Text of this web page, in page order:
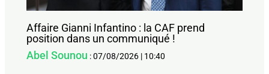
Affaire Gianni Infantino : la CAF prend
position dans un communiqué !
Abel Sounou :07/08/2026 | 10:40